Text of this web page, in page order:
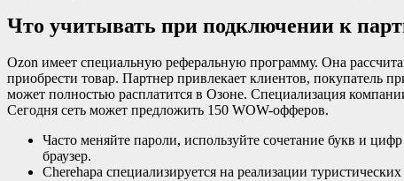
Что учитывать при подключении к
Ozon имеет специальную реферальную программу. Она
приобрести товар. Партнер привлекает клиентов, покупатель
может полностью расплатится в Озоне. Специализация
Сегодня сеть может предложить 150 WOW-офферов.
Часто меняйте пароли, используйте сочетание букв и
браузер.
Cherehapa специализируется на реализации